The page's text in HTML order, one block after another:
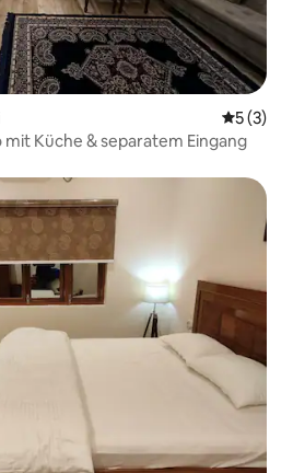
5 (3)
Küche & separatem Eingang